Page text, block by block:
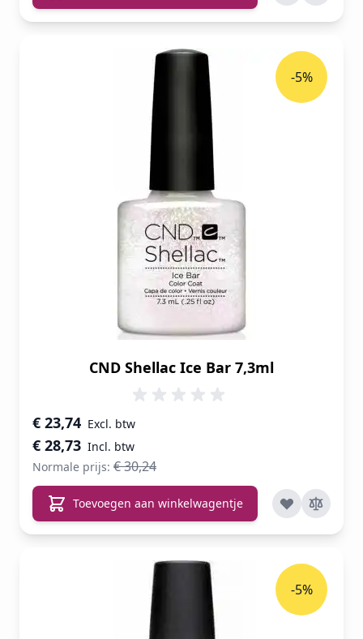
CND Shellac Ice Bar 7,3ml
Speciale prijs
€ 28,73
€ 23,74
Normale prijs: € 30,24
-5%
Toevoegen aan winkelwagentje
-5%